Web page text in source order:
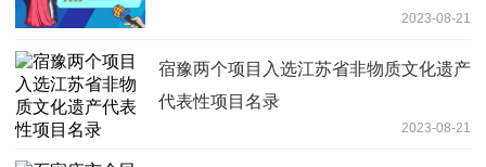
2023-08-21
宿豫两个项目入选江苏省非物质文化遗产
代表性项目名录
2023-08-21